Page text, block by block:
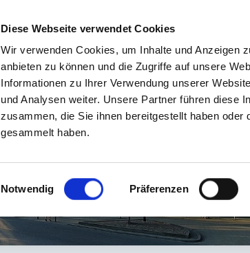
Diese Webseite verwendet Cookies
Wir verwenden Cookies, um Inhalte und Anzeigen
anbieten zu können und die Zugriffe auf unsere
Informationen zu Ihrer Verwendung unserer
und Analysen weiter. Unsere Partner führen diese
zusammen, die Sie ihnen bereitgestellt haben
gesammelt haben.
Einwilligungsauswahl
Notwendig Präferenzen
PATIENT & BESUCHER